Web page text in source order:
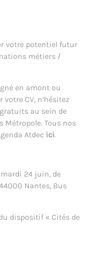
votre potentiel futur
métiers /
en amont ou
CV, n’hésitez
au sein de
Métropole. Tous nos
Atdec ici.
24 juin, de
Nantes, Bus
dispositif « Cités de